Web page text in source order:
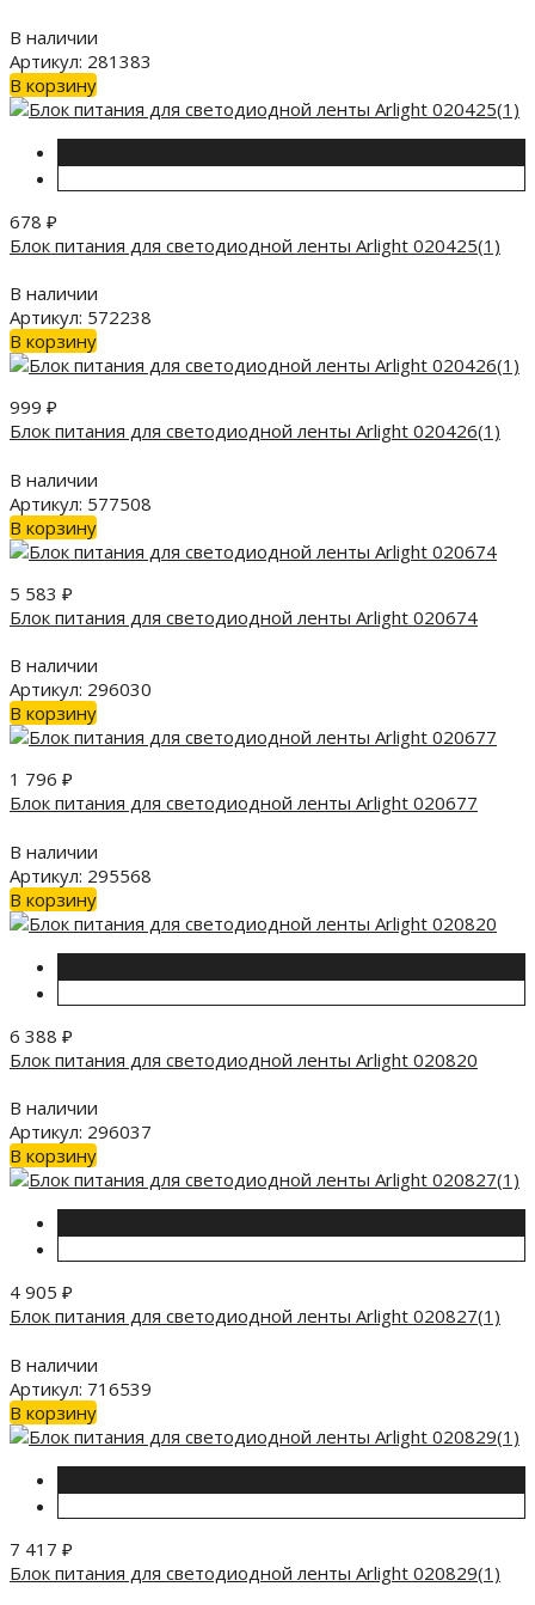
В наличии
Артикул: 281383
В корзину
678 ₽
Блок питания для светодиодной ленты Arlight 020425(1)
В наличии
Артикул: 572238
В корзину
999 ₽
Блок питания для светодиодной ленты Arlight 020426(1)
В наличии
Артикул: 577508
В корзину
5 583 ₽
Блок питания для светодиодной ленты Arlight 020674
В наличии
Артикул: 296030
В корзину
1 796 ₽
Блок питания для светодиодной ленты Arlight 020677
В наличии
Артикул: 295568
В корзину
6 388 ₽
Блок питания для светодиодной ленты Arlight 020820
В наличии
Артикул: 296037
В корзину
4 905 ₽
Блок питания для светодиодной ленты Arlight 020827(1)
В наличии
Артикул: 716539
В корзину
7 417 ₽
Блок питания для светодиодной ленты Arlight 020829(1)